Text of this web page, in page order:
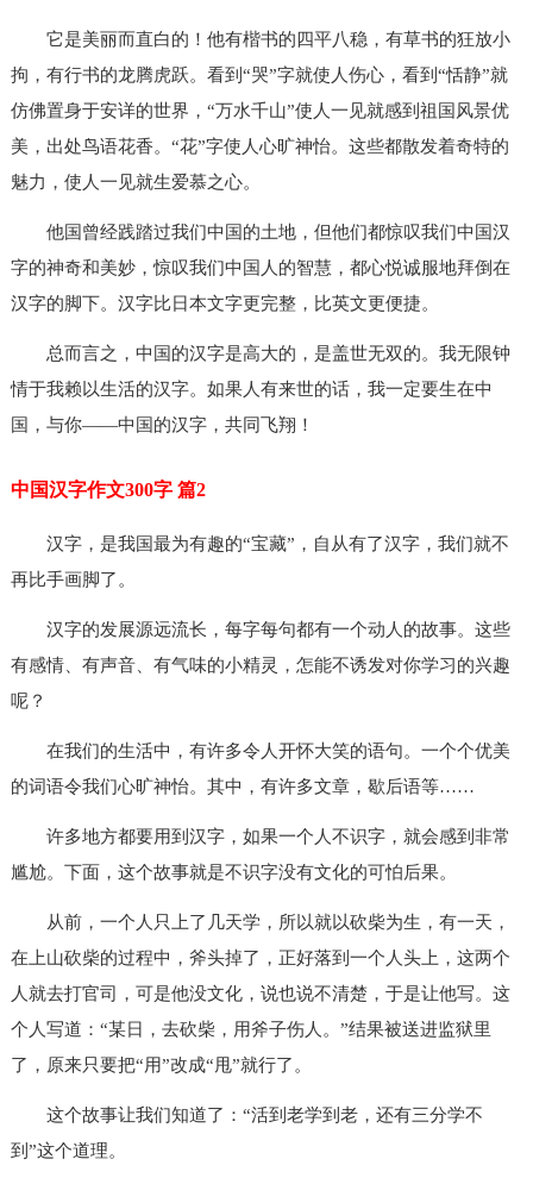
它是美丽而直白的！他有楷书的四平八稳，有草书的狂放小
拘，有行书的龙腾虎跃。看到“哭”字就使人伤心，看到“恬静”就
仿佛置身于安详的世界，“万水千山”使人一见就感到祖国风景优
美，出处鸟语花香。“花”字使人心旷神怡。这些都散发着奇特的
魅力，使人一见就生爱慕之心。
他国曾经践踏过我们中国的土地，但他们都惊叹我们中国汉
字的神奇和美妙，惊叹我们中国人的智慧，都心悦诚服地拜倒在
汉字的脚下。汉字比日本文字更完整，比英文更便捷。
总而言之，中国的汉字是高大的，是盖世无双的。我无限钟
情于我赖以生活的汉字。如果人有来世的话，我一定要生在中
国，与你——中国的汉字，共同飞翔！
中国汉字作文300字 篇2
汉字，是我国最为有趣的“宝藏”，自从有了汉字，我们就不
再比手画脚了。
汉字的发展源远流长，每字每句都有一个动人的故事。这些
有感情、有声音、有气味的小精灵，怎能不诱发对你学习的兴趣
呢？
在我们的生活中，有许多令人开怀大笑的语句。一个个优美
的词语令我们心旷神怡。其中，有许多文章，歇后语等……
许多地方都要用到汉字，如果一个人不识字，就会感到非常
尴尬。下面，这个故事就是不识字没有文化的可怕后果。
从前，一个人只上了几天学，所以就以砍柴为生，有一天，
在上山砍柴的过程中，斧头掉了，正好落到一个人头上，这两个
人就去打官司，可是他没文化，说也说不清楚，于是让他写。这
个人写道：“某日，去砍柴，用斧子伤人。”结果被送进监狱里
了，原来只要把“用”改成“甩”就行了。
这个故事让我们知道了：“活到老学到老，还有三分学不
到”这个道理。